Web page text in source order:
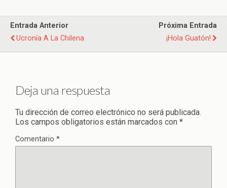
Entrada Anterior
Ucronía A La Chilena
Próxima Entrada
¡Hola Guatón!
Deja una respuesta
Tu dirección de correo electrónico no será publicada.
Los campos obligatorios están marcados con *
Comentario *